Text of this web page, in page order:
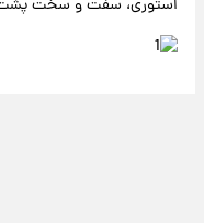
استوری، سفت و سخت پشت